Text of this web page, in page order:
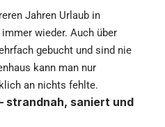
Jahren Urlaub in
wieder. Auch über
gebucht und sind nie
kann man nur
an nichts fehlte.
strandnah, saniert und